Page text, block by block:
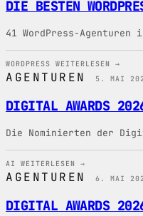
DIE BESTEN
41 WordPress-
WORDPRESS WEITERLESEN →
AGENTUREN 5. MAI
DIGITAL AWARDS
Die Nominierten der
AI WEITERLESEN →
AGENTUREN 6. MAI
DIGITAL AWARDS